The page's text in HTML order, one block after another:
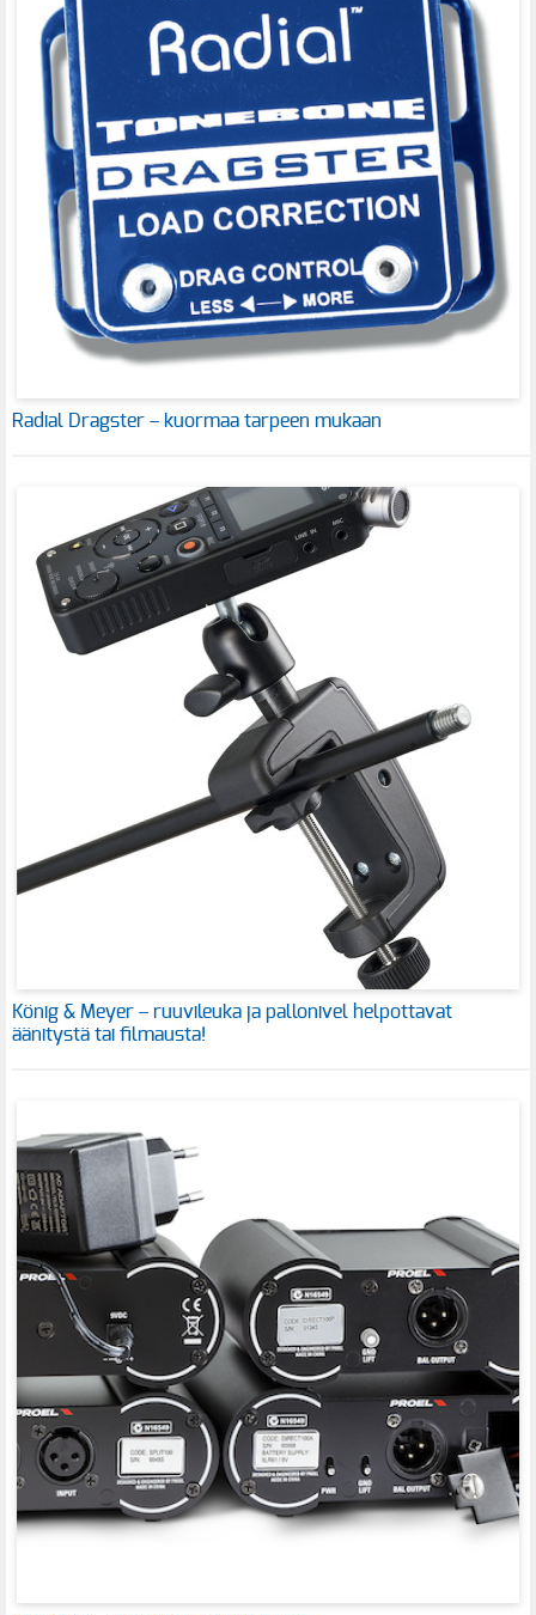
Radial Dragster – kuormaa tarpeen mukaan
König & Meyer – ruuvileuka ja pallonivel helpottavat
äänitystä tai filmausta!